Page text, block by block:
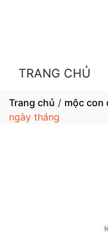
TRANG CHỦ
Trang chủ / mộc con
ngày tháng